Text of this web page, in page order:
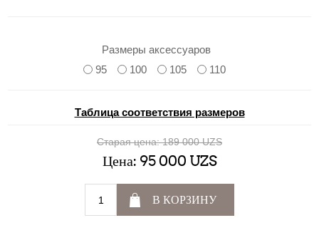
Размеры аксессуаров
95
100 105 110
Таблица соответствия размеров
Старая цена: 189 000 UZS
Цена: 95 000 UZS
В КОРЗИНУ